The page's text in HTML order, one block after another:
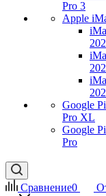
Pro 3
Apple
Google
Pro XL
Google
Pro
Сравнение0